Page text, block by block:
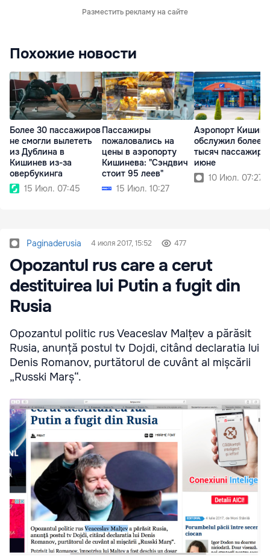
Разместить рекламу на сайте
Похожие новости
Более 30 пассажиров
не смогли вылететь
из Дублина в
Кишинев из-за
овербукинга
15 Июл. 07:45
Пассажиры
пожаловались на
цены в аэропорту
Кишинева: "Сэндвич
стоит 95 леев"
15 Июл. 10:27
Аэропорт
обслужил более
тысяч
июне
10 Июл. 07:27
Paginaderusia 4 июля 2017, 15:52 477
Opozantul rus care a cerut
destituirea lui Putin a fugit din
Rusia
Opozantul politic rus Veaceslav Malțev a părăsit
Rusia, anunță postul tv Dojdi, citând declaratia lui
Denis Romanov, purtătorul de cuvânt al mișcării
„Russki Marș“.